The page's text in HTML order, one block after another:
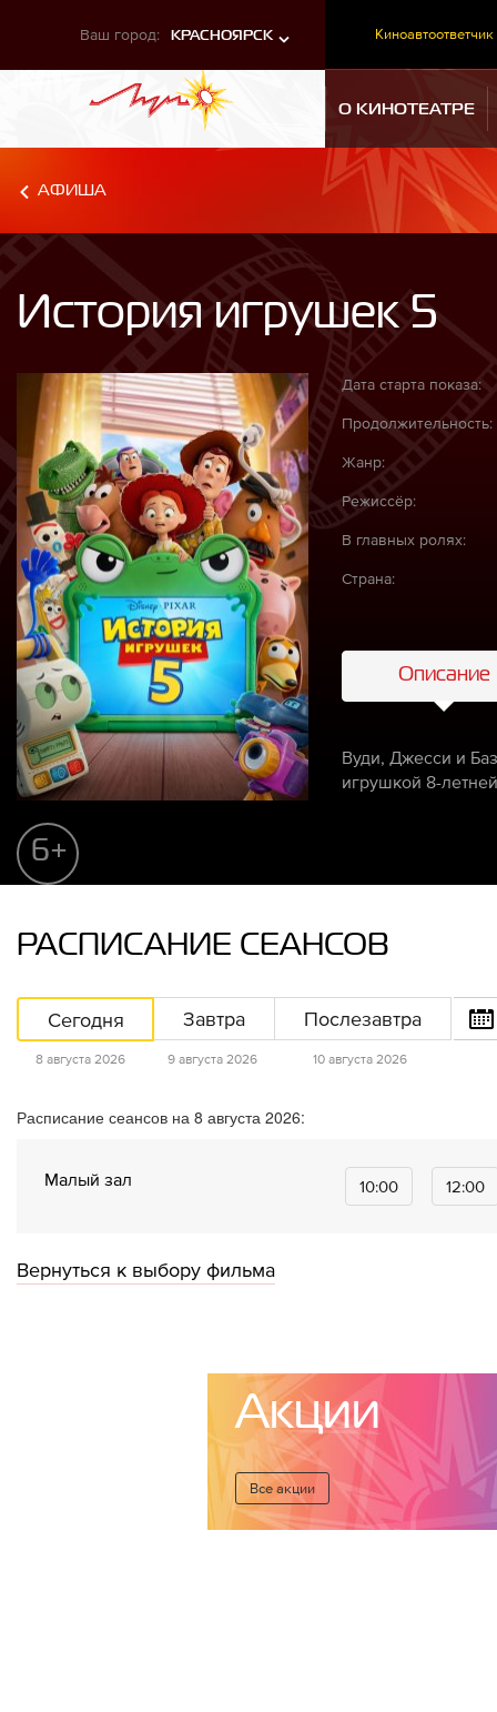
Ваш город: КРАСНОЯРСК Киноавтоответчик
О КИНОТЕАТРЕ
АФИША
История игрушек 5
6+
Дата старта показа:
Продолжительность:
Жанр:
Режиссёр:
В главных ролях:
Страна:
Описание
Вуди, Джесси и
игрушкой 8-
РАСПИСАНИЕ СЕАНСОВ
Сегодня
8 августа 2026
Завтра
9 августа 2026
Послезавтра
10 августа 2026
Расписание сеансов на 8 августа 2026:
Малый зал 10:00 12:00
Вернуться к выбору фильма
Акции
Все акции